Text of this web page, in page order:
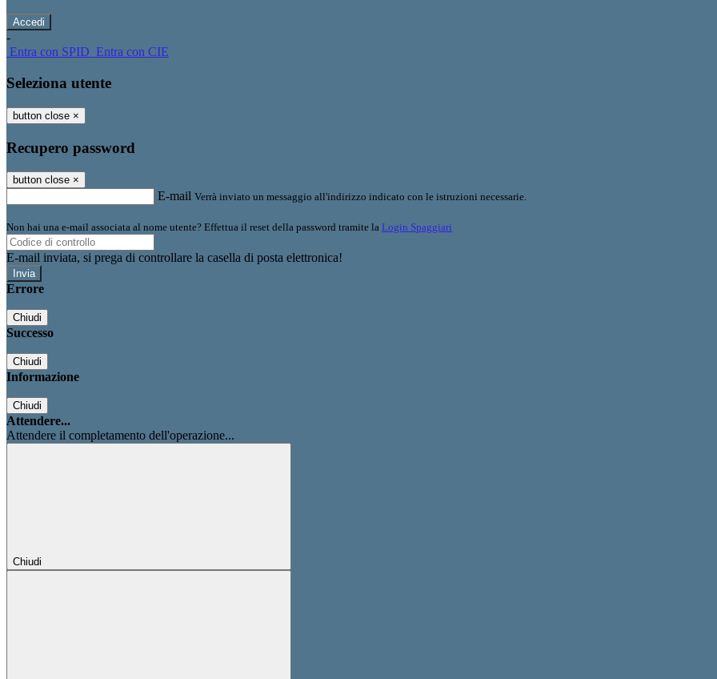
-
Entra con SPID Entra con CIE
Seleziona utente
button close ×
Recupero password
button close ×
E-mail Verrà inviato un messaggio all'indirizzo indicato con le istruzioni necessarie.
Non hai una e-mail associata al nome utente? Effettua il reset della password tramite la Login Spaggiari
E-mail inviata, si prega di controllare la casella di posta elettronica!
Errore
Chiudi
Successo
Chiudi
Informazione
Chiudi
Attendere...
Attendere il completamento dell'operazione...
Chiudi